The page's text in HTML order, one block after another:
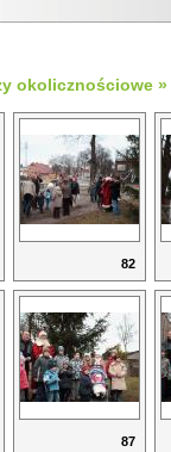
okolicznościowe »
82
87